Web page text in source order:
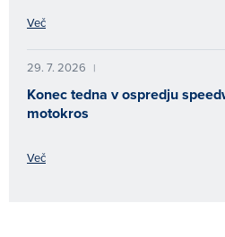
Več
29. 7. 2026 |
Konec tedna v ospredju
motokros
Več